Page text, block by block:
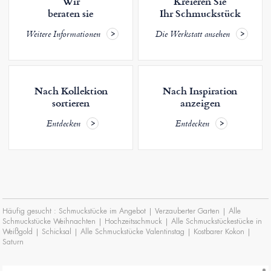
beraten sie
Weitere Informationen
Ihr Schmuckstück
Die Werkstatt ansehen
Nach Kollektion
sortieren
Entdecken
Nach Inspiration
anzeigen
Entdecken
Häufig gesucht : Schmuckstücke im Angebot |Verzauberter Garten |Alle
Schmuckstücke Weihnachten | Hochzeitsschmuck |Alle Schmuckstückestücke in
Weißgold | Schicksal |Alle Schmuckstücke Valentinstag | Kostbarer Kokon |
Saturn